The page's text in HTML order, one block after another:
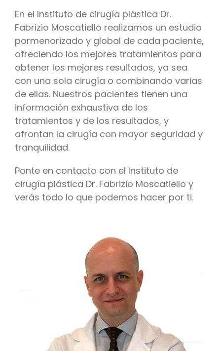
En el Instituto de cirugía plástica Dr.
Fabrizio Moscatiello realizamos un estudio
pormenorizado y global de cada paciente,
ofreciendo los mejores tratamientos para
obtener los mejores resultados, ya sea
con una sola cirugía o combinando varias
de ellas. Nuestros pacientes tienen una
información exhaustiva de los
tratamientos y de los resultados, y
afrontan la cirugía con mayor seguridad y
tranquilidad.
Ponte en contacto con el Instituto de
cirugía plástica Dr. Fabrizio Moscatiello y
verás todo lo que podemos hacer por ti.